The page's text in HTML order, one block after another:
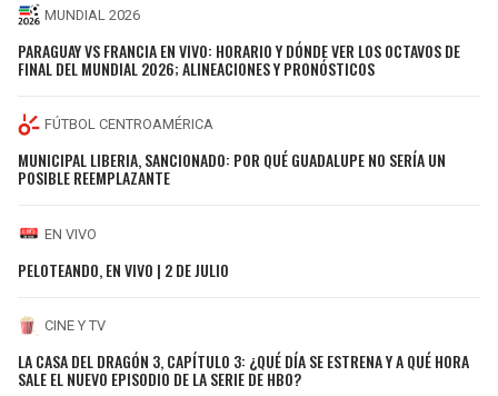
MUNDIAL 2026
PARAGUAY VS FRANCIA EN VIVO: HORARIO Y DÓNDE VER LOS OCTAVOS DE
FINAL DEL MUNDIAL 2026; ALINEACIONES Y PRONÓSTICOS
FÚTBOL CENTROAMÉRICA
MUNICIPAL LIBERIA, SANCIONADO: POR QUÉ GUADALUPE NO SERÍA UN
POSIBLE REEMPLAZANTE
EN VIVO
PELOTEANDO, EN VIVO | 2 DE JULIO
CINE Y TV
LA CASA DEL DRAGÓN 3, CAPÍTULO 3: ¿QUÉ DÍA SE ESTRENA Y A QUÉ HORA
SALE EL NUEVO EPISODIO DE LA SERIE DE HBO?